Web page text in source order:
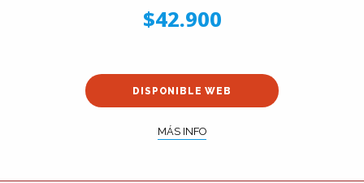
$42.900
DISPONIBLE WEB
MÁS INFO